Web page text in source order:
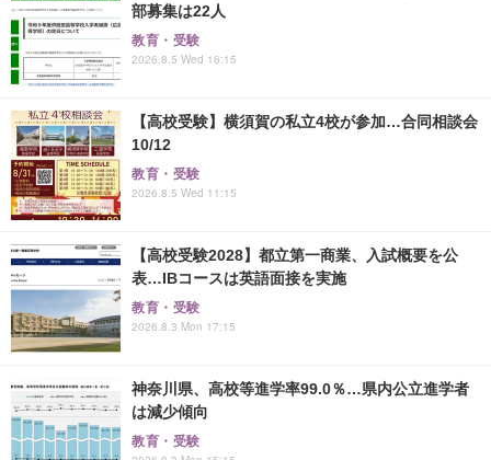
部募集は22人
教育・受験
2026.8.5 Wed 16:15
【高校受験】横須賀の私立4校が参加…合同相談会
10/12
教育・受験
2026.8.5 Wed 11:15
【高校受験2028】都立第一商業、入試概要を公
表…IBコースは英語面接を実施
教育・受験
2026.8.3 Mon 17:15
神奈川県、高校等進学率99.0％…県内公立進学者
は減少傾向
教育・受験